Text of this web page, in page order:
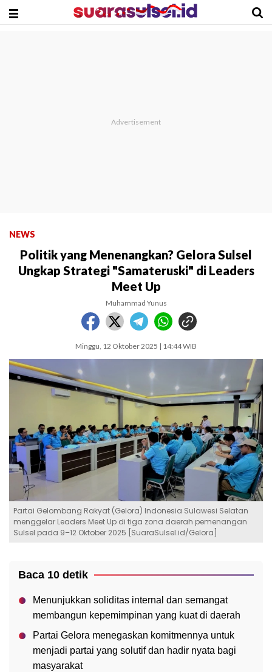
NEWS
Politik yang Menenangkan? Gelora Sulsel
Ungkap Strategi "Samateruski" di Leaders
Meet Up
Muhammad Yunus
Minggu, 12 Oktober 2025 | 14:44 WIB
Partai Gelombang Rakyat (Gelora) Indonesia Sulawesi Selatan
menggelar Leaders Meet Up di tiga zona daerah pemenangan
Sulsel pada 9–12 Oktober 2025 [SuaraSulsel.id/Gelora]
Baca 10 detik
Menunjukkan soliditas internal dan semangat
membangun kepemimpinan yang kuat di daerah
Partai Gelora menegaskan komitmennya untuk
menjadi partai yang solutif dan hadir nyata bagi
masyarakat